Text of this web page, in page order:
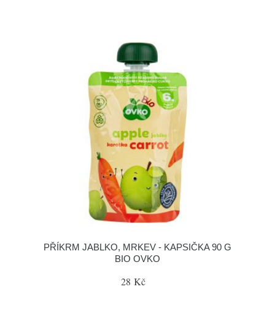
PŘÍKRM JABLKO, MRKEV - KAPSIČKA 90 G
BIO OVKO
28 Kč